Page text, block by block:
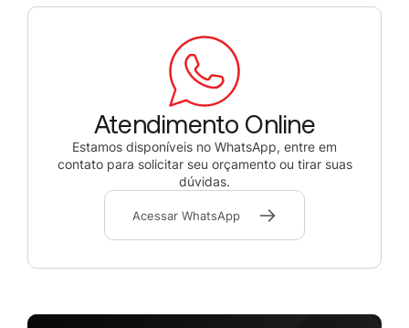
Atendimento Online
Estamos disponíveis no WhatsApp, entre em
contato para solicitar seu orçamento ou tirar suas
dúvidas.
Acessar WhatsApp